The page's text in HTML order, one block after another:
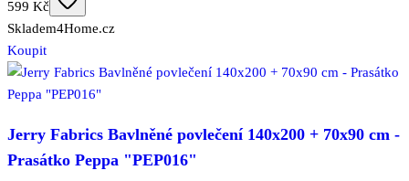
599 Kč
Skladem4Home.cz
Koupit
Jerry Fabrics Bavlněné povlečení 140x200 + 70x90 cm -
Prasátko Peppa "PEP016"